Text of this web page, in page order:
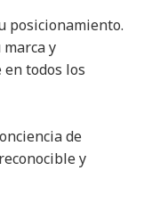
posicionamiento.
y
todos los
de
y